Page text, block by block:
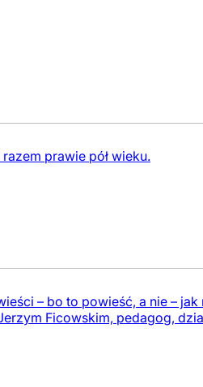
razem prawie pół wieku.
– bo to powieść, a nie –
Ficowskim, pedagog,